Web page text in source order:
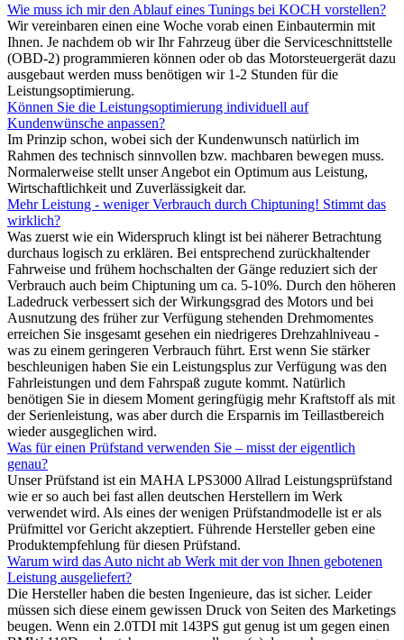
Wie muss ich mir den Ablauf eines Tunings bei KOCH vorstellen?
Wir vereinbaren einen eine Woche vorab einen Einbautermin mit
Ihnen. Je nachdem ob wir Ihr Fahrzeug über die Serviceschnittstelle
(OBD-2) programmieren können oder ob das Motorsteuergerät dazu
ausgebaut werden muss benötigen wir 1-2 Stunden für die
Leistungsoptimierung.
Können Sie die Leistungsoptimierung individuell auf
Kundenwünsche anpassen?
Im Prinzip schon, wobei sich der Kundenwunsch natürlich im
Rahmen des technisch sinnvollen bzw. machbaren bewegen muss.
Normalerweise stellt unser Angebot ein Optimum aus Leistung,
Wirtschaftlichkeit und Zuverlässigkeit dar.
Mehr Leistung - weniger Verbrauch durch Chiptuning! Stimmt das
wirklich?
Was zuerst wie ein Widerspruch klingt ist bei näherer Betrachtung
durchaus logisch zu erklären. Bei entsprechend zurückhaltender
Fahrweise und frühem hochschalten der Gänge reduziert sich der
Verbrauch auch beim Chiptuning um ca. 5-10%. Durch den höheren
Ladedruck verbessert sich der Wirkungsgrad des Motors und bei
Ausnutzung des früher zur Verfügung stehenden Drehmomentes
erreichen Sie insgesamt gesehen ein niedrigeres Drehzahlniveau -
was zu einem geringeren Verbrauch führt. Erst wenn Sie stärker
beschleunigen haben Sie ein Leistungsplus zur Verfügung was den
Fahrleistungen und dem Fahrspaß zugute kommt. Natürlich
benötigen Sie in diesem Moment geringfügig mehr Kraftstoff als mit
der Serienleistung, was aber durch die Ersparnis im Teillastbereich
wieder ausgeglichen wird.
Was für einen Prüfstand verwenden Sie – misst der eigentlich
genau?
Unser Prüfstand ist ein MAHA LPS3000 Allrad Leistungsprüfstand
wie er so auch bei fast allen deutschen Herstellern im Werk
verwendet wird. Als eines der wenigen Prüfstandmodelle ist er als
Prüfmittel vor Gericht akzeptiert. Führende Hersteller geben eine
Produktempfehlung für diesen Prüfstand.
Warum wird das Auto nicht ab Werk mit der von Ihnen gebotenen
Leistung ausgeliefert?
Die Hersteller haben die besten Ingenieure, das ist sicher. Leider
müssen sich diese einem gewissen Druck von Seiten des Marketings
beugen. Wenn ein 2.0TDI mit 143PS gut genug ist um gegen einen